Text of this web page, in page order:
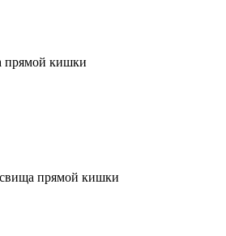
прямой кишки
прямой кишки